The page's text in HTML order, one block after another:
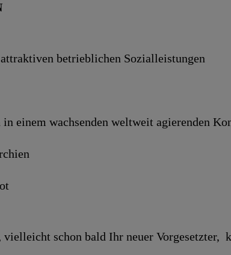
betrieb­lichen Sozial­leistungen
einem wachsenden welt­weit agierenden
schon bald Ihr neuer